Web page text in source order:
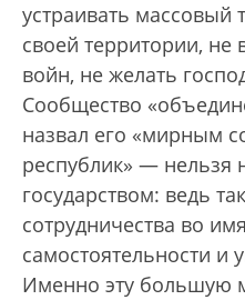
устраивать массовый
своей территории, не
войн, не желать
Сообщество
назвал его «мирным
республик» — нельзя
государством: ведь
сотрудничества во
самостоятельности и
Именно эту большую